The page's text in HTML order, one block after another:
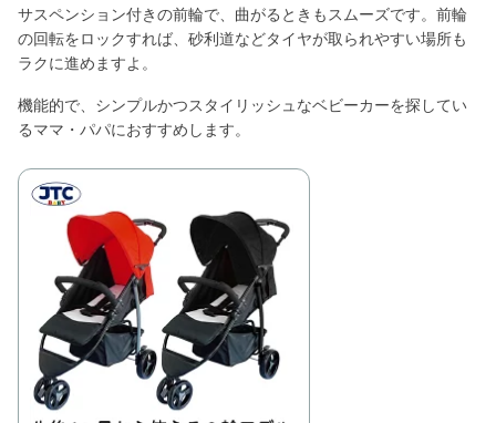
サスペンション付きの前輪で、曲がるときもスムーズです。前輪
の回転をロックすれば、砂利道などタイヤが取られやすい場所も
ラクに進めますよ。
機能的で、シンプルかつスタイリッシュなベビーカーを探してい
るママ・パパにおすすめします。